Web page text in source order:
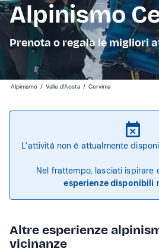
Alpinismo
Prenota o regala le migliori
Alpinismo / Valle d'Aosta / Cervinia
L’attività non è attualmente
Nel frattempo, lasciati ispirare
esperienze disponibili
Altre esperienze
vicinanze